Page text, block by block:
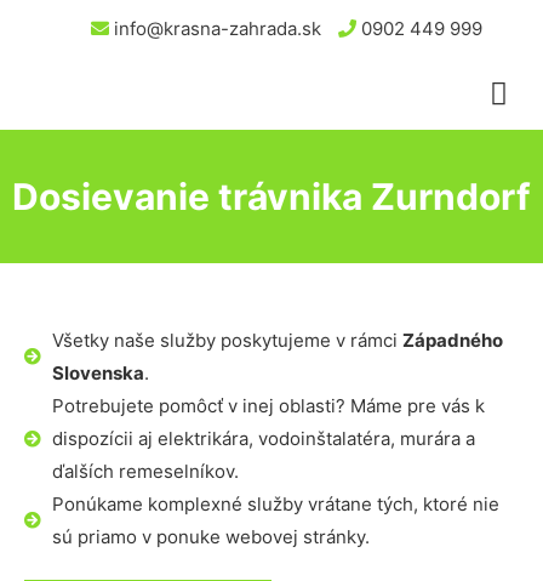
info@krasna-zahrada.sk 0902 449 999
Dosievanie trávnika Zurndorf
Všetky naše služby poskytujeme v rámci Západného
Slovenska.
Potrebujete pomôcť v inej oblasti? Máme pre vás k
dispozícii aj elektrikára, vodoinštalatéra, murára a
ďalších remeselníkov.
Ponúkame komplexné služby vrátane tých, ktoré nie
sú priamo v ponuke webovej stránky.